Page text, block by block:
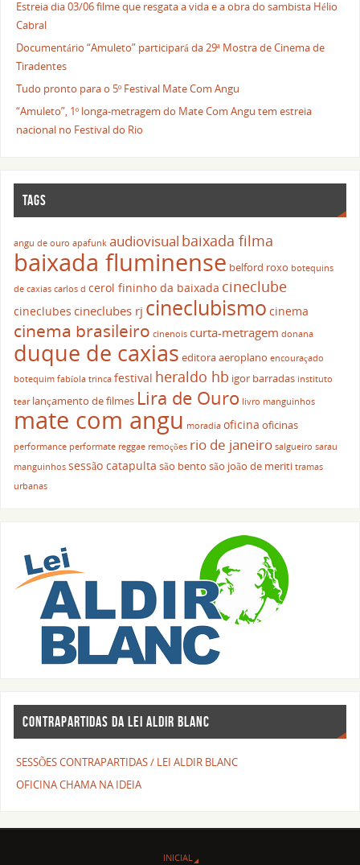
Estreia dia 03/06 filme que resgata a vida e a obra do sambista Hélio
Cabral
Documentário “Amuleto” participará da 29ª Mostra de Cinema de
Tiradentes
Tudo pronto para o 5º Festival Mate Com Angu
“Amuleto”, 1º longa-metragem do Mate Com Angu tem estreia
nacional no Festival do Rio
TAGS
angu de ouro apafunk audiovisual baixada filma
baixada fluminense belford roxo botequins
de caxias carlos d cerol fininho da baixada cineclube
cineclubes cineclubes rj cineclubismo cinema
cinema brasileiro cinenois curta-metragem donana
duque de caxias editora aeroplano encouraçado
botequim fabíola trinca festival heraldo hb igor barradas instituto
tear lançamento de filmes Lira de Ouro livro manguinhos
mate com angu moradia oficina oficinas
performance performate reggae remoções rio de janeiro salgueiro sarau
manguinhos sessão catapulta são bento são joão de meriti tramas
urbanas
CONTRAPARTIDAS DA LEI ALDIR BLANC
SESSÕES CONTRAPARTIDAS / LEI ALDIR BLANC
OFICINA CHAMA NA IDEIA
INICIAL